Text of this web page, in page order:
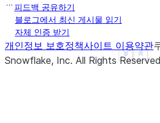
See more
피드백 공유하기
블로그에서 최신 게시물 읽기
자체 인증 받기
개인정보 보호정책사이트 이용약관
Snowflake, Inc. All Rights Reserved